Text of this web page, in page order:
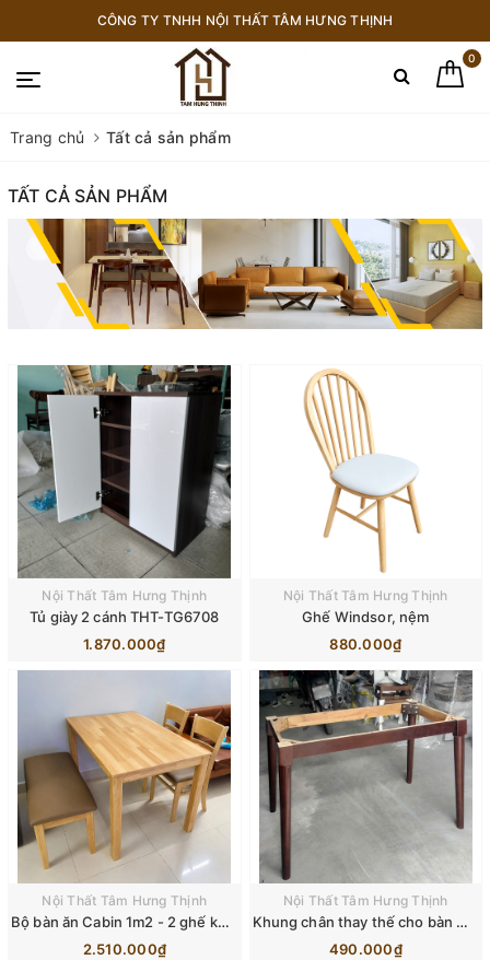
CÔNG TY TNHH NỘI THẤT TÂM HƯNG THỊNH
0
Trang chủ Tất cả sản phẩm
TẤT CẢ SẢN PHẨM
Nội Thất Tâm Hưng Thịnh
Tủ giày 2 cánh THT-TG6708
1.870.000₫
Nội Thất Tâm Hưng Thịnh
Ghế Windsor, nệm
880.000₫
Nội Thất Tâm Hưng Thịnh
Bộ bàn ăn Cabin 1m2 - 2 ghế kèm Băng dài
2.510.000₫
Nội Thất Tâm Hưng Thịnh
Khung chân thay thế cho bàn Mango hoặc làm chân bàn mặt đá/mặt gỗ
490.000₫